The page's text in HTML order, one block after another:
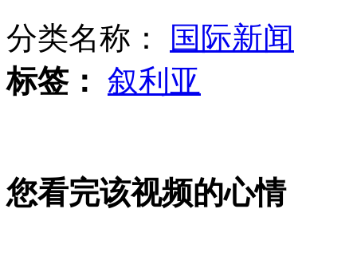
柴静新书首发式"央视名嘴"助阵
韩国:大选前最后一场辩论举行
分类名称：
国际新闻
标签： 叙利亚
您看完该视频的心情